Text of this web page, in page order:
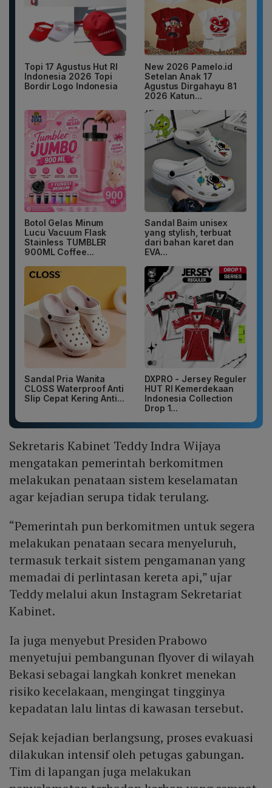
Topi 17 Agustus Hut RI
Indonesia 2026 Topi
Bordir Logo Indonesia
New 2026 Pamelo.id
Setelan Anak 17
Agustus Dirgahayu 81
2026 Katun...
Botol Gelas Minum
Lucu Vacuum Flask
Stainless TUMBLER
900ML Coffee...
Sandal Baim unisex
yang stylish, terbuat
dari bahan karet dan
EVA...
Sandal Pria Wanita
CLOSS Waterproof Anti
Slip Cepat Kering Anti...
DXPRO - Jersey Reguler
HUT RI Kemerdekaan
Indonesia Collection
Drop 1...
Sekretaris Kabinet Teddy Indra Wijaya
mengatakan pemerintah berkomitmen
melakukan penataan sistem keselamatan
agar kejadian serupa tidak terulang.
“Pemerintah pun berkomitmen untuk segera
melakukan penataan secara menyeluruh,
termasuk terkait sistem pengamanan yang
memadai di perlintasan kereta api,” ujar
Teddy melalui akun Instagram Sekretariat
Kabinet.
Ia juga menyebut Presiden Prabowo
menyetujui pembangunan flyover di wilayah
Bekasi sebagai langkah konkret menekan
risiko kecelakaan, mengingat tingginya
kepadatan lalu lintas di kawasan tersebut.
Sejak kejadian berlangsung, proses evakuasi
dilakukan intensif oleh petugas gabungan.
Tim di lapangan juga melakukan